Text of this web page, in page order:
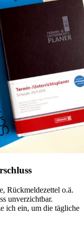
Rückmeldezettel o.ä.
unverzichtbar.
ich ein, um die tägliche